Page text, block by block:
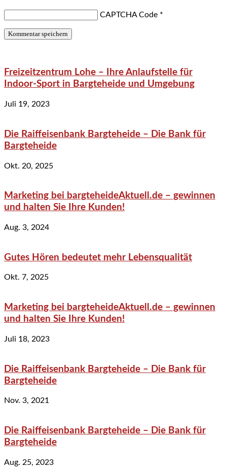
CAPTCHA Code *
Freizeitzentrum Lohe – Ihre Anlaufstelle für
Indoor-Sport in Bargteheide und Umgebung
Juli 19, 2023
Die Raiffeisenbank Bargteheide – Die Bank für
Bargteheide
Okt. 20, 2025
Marketing bei bargteheideAktuell.de – gewinnen
und halten Sie Ihre Kunden!
Aug. 3, 2024
Gutes Hören bedeutet mehr Lebensqualität
Okt. 7, 2025
Marketing bei bargteheideAktuell.de – gewinnen
und halten Sie Ihre Kunden!
Juli 18, 2023
Die Raiffeisenbank Bargteheide – Die Bank für
Bargteheide
Nov. 3, 2021
Die Raiffeisenbank Bargteheide – Die Bank für
Bargteheide
Aug. 25, 2023